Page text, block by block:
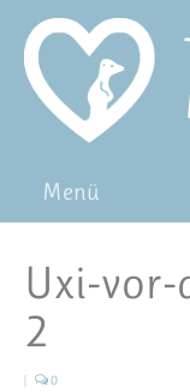
Menü
Pat*in werden
Uxi-
2
| 0